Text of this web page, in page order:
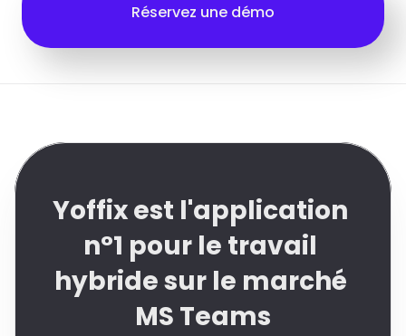
Réservez une démo
Yoffix est l'application
n°1 pour le travail
hybride sur le marché
MS Teams